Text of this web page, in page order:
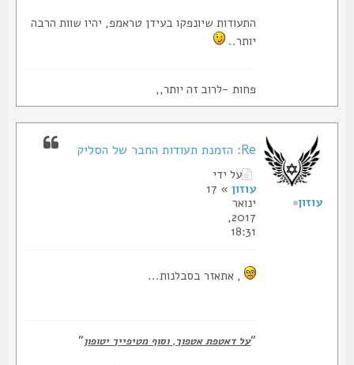
התעודות שיונפקו בעידן טראמפ, יהיו שוות הרבה
יותר..
פחות -לרוב זה יותר,,
Re: הזמנת תעודות החבר של הסליק
על ידי
עוזון
» 17
2017,
, אתאזר בסבלנות...
על דאטפת אטפוך, וסוף מטיפייך יטופון"
עוזון